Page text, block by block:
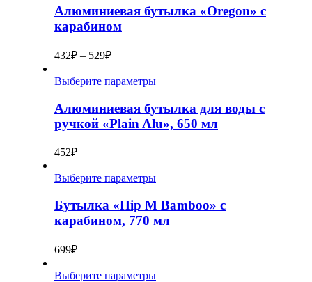
Алюминиевая бутылка «Oregon» с
карабином
432₽ – 529₽
Выберите параметры
Алюминиевая бутылка для воды с
ручкой «Plain Alu», 650 мл
452₽
Выберите параметры
Бутылка «Hip M Bamboo» с
карабином, 770 мл
699₽
Выберите параметры